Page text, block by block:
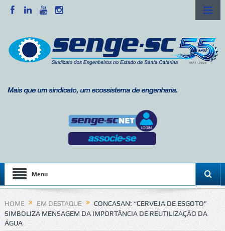
Menu
HOME EM DESTAQUE
CONCASAN: “CERVEJA DE ESGOTO”
SIMBOLIZA MENSAGEM DA IMPORTÂNCIA DE REUTILIZAÇÃO DA
ÁGUA